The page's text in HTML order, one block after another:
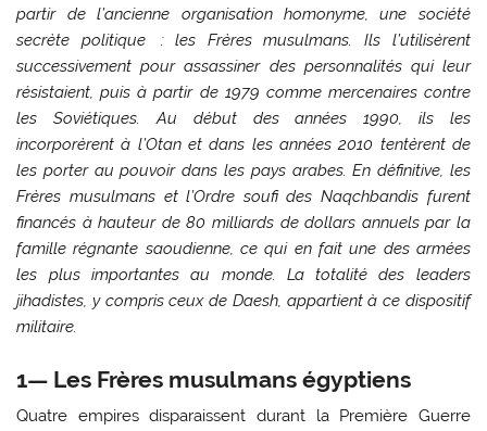
partir de l’ancienne organisation homonyme, une société
secrète politique : les Frères musulmans. Ils l’utilisèrent
successivement pour assassiner des personnalités qui leur
résistaient, puis à partir de 1979 comme mercenaires contre
les Soviétiques. Au début des années 1990, ils les
incorporèrent à l’Otan et dans les années 2010 tentèrent de
les porter au pouvoir dans les pays arabes. En définitive, les
Frères musulmans et l’Ordre soufi des Naqchbandis furent
financés à hauteur de 80 milliards de dollars annuels par la
famille régnante saoudienne, ce qui en fait une des armées
les plus importantes au monde. La totalité des leaders
jihadistes, y compris ceux de Daesh, appartient à ce dispositif
militaire.
1— Les Frères musulmans égyptiens
Quatre empires disparaissent durant la Première Guerre